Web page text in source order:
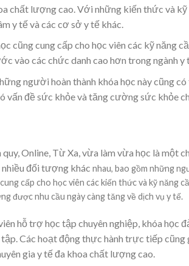
chất lượng cao. Với những kiến thức và
y tế và các cơ sở y tế khác.
cũng cung cấp cho học viên các kỹ năng
vào các chức danh cao hơn trong ngành y
người hoàn thành khóa học này cũng
vấn đề sức khỏe và tăng cường sức khỏe
quy, Online, Từ Xa, vừa làm vừa học là
đối tượng khác nhau, bao gồm những
cấp cho học viên các kiến thức và kỹ năng
được nhu cầu ngày càng tăng về dịch vụ y tế.
hỗ trợ học tập chuyên nghiệp, khóa học
Các hoạt động thực hành trực tiếp cũng
gia y tế đa khoa chất lượng cao.